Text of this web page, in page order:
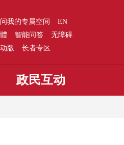
我的专属空间
EN
智能问答
无障碍
版
长者专区
政民互动